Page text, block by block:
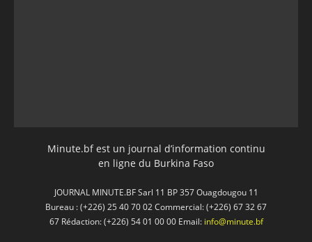
Minute.bf est un journal d’information continu
en ligne du Burkina Faso
JOURNAL MINUTE.BF Sarl 11 BP 357 Ouagdougou 11
Bureau : (+226) 25 40 70 02 Commercial: (+226) 67 32 67
67 Rédaction: (+226) 54 01 00 00 Email: info@minute.bf